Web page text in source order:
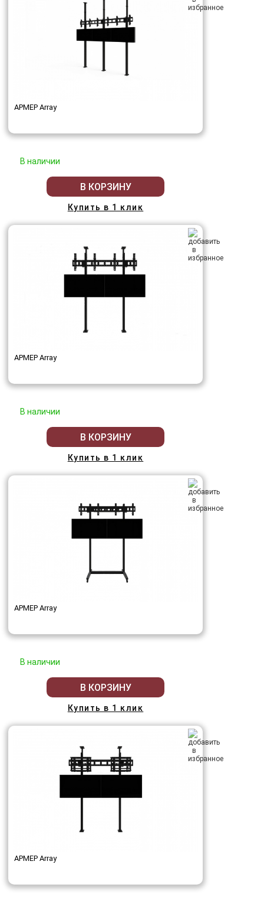
АРМЕР Array
В наличии
В КОРЗИНУ
Купить в 1 клик
АРМЕР Array
В наличии
В КОРЗИНУ
Купить в 1 клик
АРМЕР Array
В наличии
В КОРЗИНУ
Купить в 1 клик
АРМЕР Array